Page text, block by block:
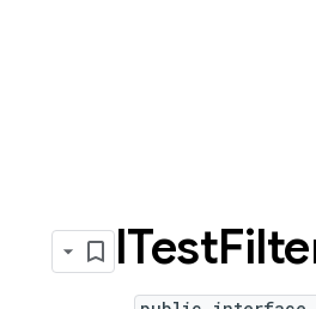
‫ITest